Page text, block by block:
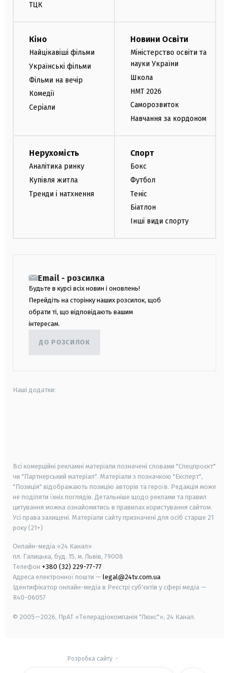
ТЦК
Кіно
Найцікавіші фільми
Українські фільми
Фільми на вечір
Комедії
Серіали
Новини Освіти
Міністерство освіти та
науки України
Школа
НМТ 2026
Саморозвиток
Навчання за кордоном
Нерухомість
Аналітика ринку
Купівля житла
Тренди і натхнення
Спорт
Бокс
Футбол
Теніс
Біатлон
Інші види спорту
Email - розсилка
Будьте в курсі всіх новин і оновлень!
Перейдіть на сторінку наших розсилок, щоб
обрати ті, що відповідають вашим
інтересам.
ДО РОЗСИЛОК
Наші додатки:
Всі комерційні рекламні матеріали позначені словами "Спецпроєкт"
чи "Партнерський матеріал". Матеріали з позначкою "Експерт",
"Позиція" відображають позицію авторів та героїв. Редакція може
не поділяти їхніх поглядів. Детальніше щодо реклами та правил
цитування можна ознайомитись в правилах користування сайтом.
Усі права захищені. Матеріали сайту призначені для осіб старше 21
року (21+)
Онлайн-медіа «24 Канал»
пл. Галицька, буд. 15, м. Львів, 79008
Телефон +380 (32) 229-77-77
Адреса електронної пошти — legal@24tv.com.ua
Ідентифікатор онлайн-медіа в Реєстрі суб'єктів у сфері медіа —
R40-06057
© 2005—2026, ПрАТ «Телерадіокомпанія "Люкс"», 24 Канал.
Розробка сайту-